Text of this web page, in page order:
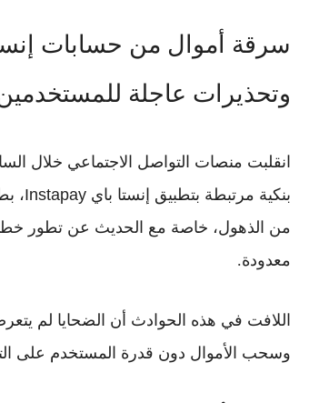
سرقة أموال من حسابات
وتحذيرات عاجلة
انقلبت منصات التواصل الاجتماعي خلال
بنكية مرتبطة بتطبيق إنستا باي Instapay
،
من الذهول، خاصة مع الحديث عن تطور
معدودة.
اللافت في هذه الحوادث أن الضحايا لم
وسحب الأموال دون قدرة المستخدم على